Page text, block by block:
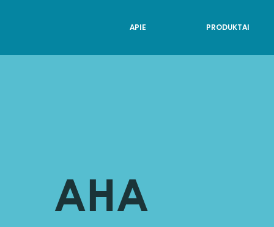
APIE PRODUKTAI
AHA